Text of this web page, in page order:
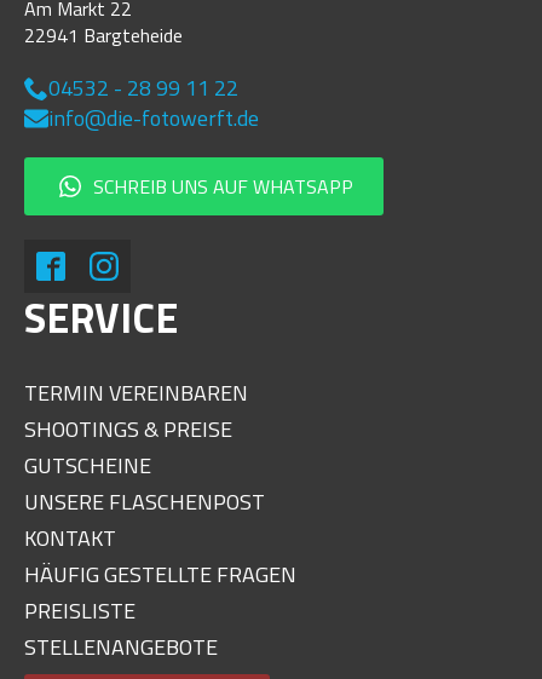
Am Markt 22
22941 Bargteheide
04532 - 28 99 11 22
info@die-fotowerft.de
SCHREIB UNS AUF WHATSAPP
SERVICE
TERMIN VEREINBAREN
SHOOTINGS & PREISE
GUTSCHEINE
UNSERE FLASCHENPOST
KONTAKT
HÄUFIG GESTELLTE FRAGEN
PREISLISTE
STELLENANGEBOTE